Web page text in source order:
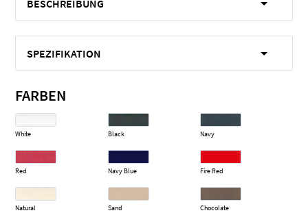
BESCHREIBUNG
SPEZIFIKATION
FARBEN
White Black Navy
Red Navy Blue Fire Red
Natural Sand Chocolate